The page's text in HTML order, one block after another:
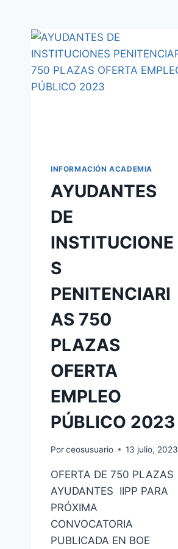
INFORMACIÓN ACADEMIA
AYUDANTES
DE
INSTITUCIONE
S
PENITENCIARI
AS 750
PLAZAS
OFERTA
EMPLEO
PÚBLICO 2023
Porceosusuario 13 julio, 2023
OFERTA DE 750 PLAZAS
AYUDANTES IIPP PARA
PRÓXIMA
CONVOCATORIA
PUBLICADA EN BOE